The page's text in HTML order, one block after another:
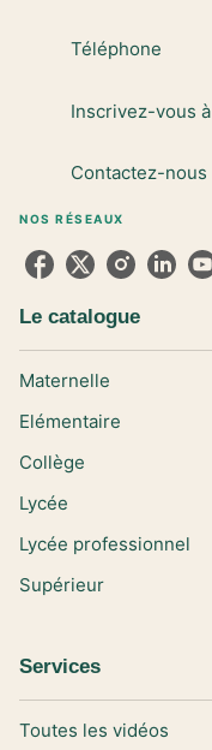
Téléphone
Inscrivez-vous
Contactez-nous
NOS RÉSEAUX
Le catalogue
Maternelle
Elémentaire
Collège
Lycée
Lycée professionnel
Supérieur
Services
Toutes les vidéos